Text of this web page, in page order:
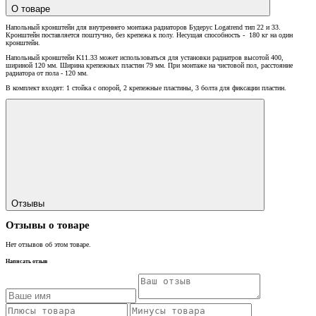
О товаре
Напольный кронштейн для внутреннего монтажа радиаторов Будерус Logatrend тип 22 и 33.
Кронштейн поставляется поштучно, без крепежа к полу. Несущая способность - 180 кг на один
кронштейн.
Напольный кронштейн K11.33 может использоваться для установки радиатров высотой 400,
шириной 120 мм. Ширина крепежных пластин 79 мм. При монтаже на чистовой пол, расстояние
радиатора от пола - 120 мм.
В комплект входят: 1 стойка с опорой, 2 крепежные пластины, 3 болта для фиксации пластин.
Отзывы
Отзывы о товаре
Нет отзывов об этом товаре.
Написать отзыв